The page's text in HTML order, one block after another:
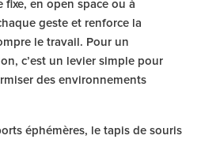
en open space ou à
geste et renforce la
le travail. Pour un
c’est un levier simple pour
des environnements
éphémères, le tapis de souris